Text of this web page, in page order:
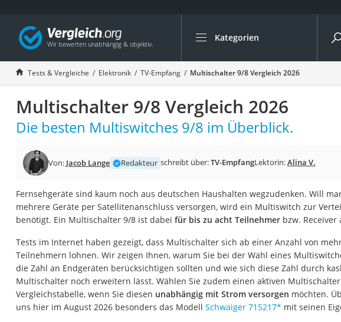
Kategorien
Die beliebtesten Vergleiche nach
Elektronik
Powerstation
Monitor 32 Zoll 4K
Fernseher
Desktop-PC
Diascanner
Laser-Multifunktionsdrucker
Powerstation mit Solarpanel
Gaming-PC
Soundbar
17-Zoll-Laptop
Tests & Vergleiche Elektronik TV-Empfang Multischalter 9/8 Vergleich 2026
Multischalter 9/8 Vergleich 2026
Die besten Multiswitches 9/8 im Überblick.
Von: Jacob Lange Redakteur schreibt über:TV-EmpfangLektorin:Alina V.
Fernsehgeräte sind kaum noch aus deutschen Haushalten wegzudenken. Will
mehrere Geräte per Satellitenanschluss versorgen, wird ein Multiswitch zur
benötigt. Ein Multischalter 9/8 ist dabei für bis zu acht Teilnehmerbzw. Receiver
Tests im Internet haben gezeigt, dass Multischalter sich ab einer Anzahl von
Teilnehmern lohnen. Wir zeigen Ihnen, warum Sie bei der Wahl eines
die Zahl an Endgeräten berücksichtigen sollten und wie sich diese Zahl durch
Multischalter noch erweitern lässt. Wählen Sie zudem einen aktiven
Vergleichstabelle, wenn Sie diesen unabhängig mit Strom versorgen möchten.
uns hier im August 2026 besonders das Modell Schwaiger 715217* mit seinen